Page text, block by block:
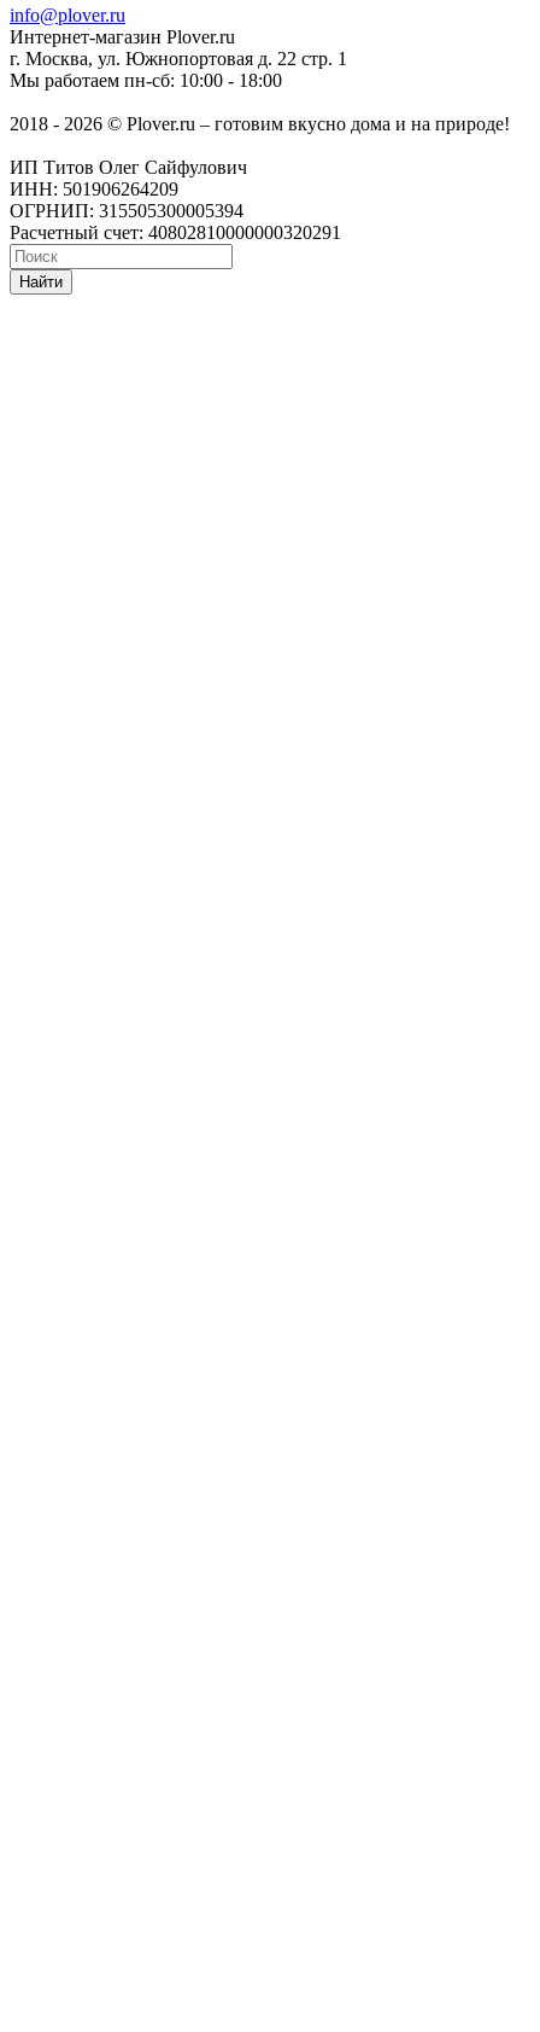
info@plover.ru
Интернет-магазин Plover.ru
г. Москва, ул. Южнопортовая д. 22 стр. 1
Мы работаем пн-сб: 10:00 - 18:00
2018 - 2026 © Plover.ru – готовим вкусно дома и на природе!
ИП Титов Олег Сайфулович
ИНН: 501906264209
ОГРНИП: 315505300005394
Расчетный счет: 40802810000000320291
Найти